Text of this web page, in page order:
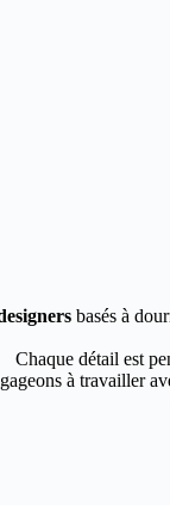
basés à
Chaque détail est
à travailler